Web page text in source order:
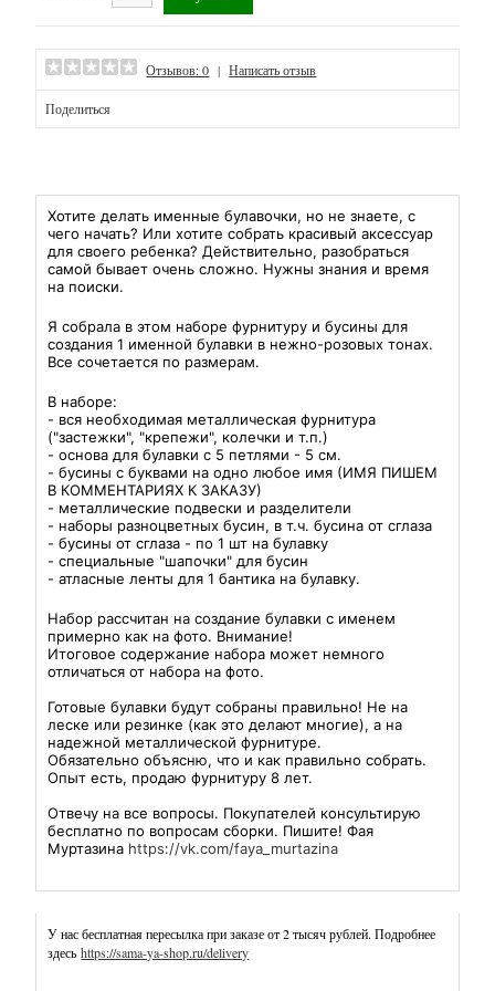
Отзывы
изделий
-
Наборы
для
-
Наборы
для
грызунков
-
Наборы
для
держателей
сосок
-
Наборы
для
булавок
-
Наборы
для
разных
Бусины
(кроме
силиконовых)
Наборы
для
Отзывов: 0 |Написать отзыв
Поделиться
Хотите делать именные булавочки, но не знаете, с
чего начать? Или хотите собрать красивый аксессуар
для своего ребенка? Действительно, разобраться
самой бывает очень сложно. Нужны знания и время
на поиски.
Я собрала в этом наборе фурнитуру и бусины для
создания 1 именной булавки в нежно-розовых тонах.
Все сочетается по размерам.
В наборе:
- вся необходимая металлическая фурнитура
("застежки", "крепежи", колечки и т.п.)
- основа для булавки с 5 петлями - 5 см.
- бусины с буквами на одно любое имя (ИМЯ ПИШЕМ
В КОММЕНТАРИЯХ К ЗАКАЗУ)
- металлические подвески и разделители
- наборы разноцветных бусин, в т.ч. бусина от сглаза
- бусины от сглаза - по 1 шт на булавку
- специальные "шапочки" для бусин
- атласные ленты для 1 бантика на булавку.
Набор рассчитан на создание булавки с именем
примерно как на фото. Внимание!
Итоговое содержание набора может немного
отличаться от набора на фото.
Готовые булавки будут собраны правильно! Не на
леске или резинке (как это делают многие), а на
надежной металлической фурнитуре.
Обязательно объясню, что и как правильно собрать.
Опыт есть, продаю фурнитуру 8 лет.
Отвечу на все вопросы. Покупателей консультирую
бесплатно по вопросам сборки. Пишите! Фая
Муртазина https://vk.com/faya_murtazina
У нас бесплатная пересылка при заказе от 2 тысяч рублей. Подробнее
здесьhttps://sama-ya-shop.ru/delivery